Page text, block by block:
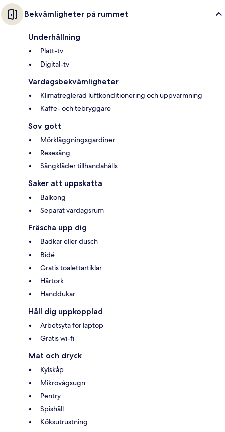
Bekvämligheter på rummet
Underhållning
Platt-tv
Digital-tv
Vardagsbekvämligheter
Klimatreglerad luftkonditionering och uppvärmning
Kaffe- och tebryggare
Sov gott
Mörkläggningsgardiner
Resesäng
Sängkläder tillhandahålls
Saker att uppskatta
Balkong
Separat vardagsrum
Fräscha upp dig
Badkar eller dusch
Bidé
Gratis toalettartiklar
Hårtork
Handdukar
Håll dig uppkopplad
Arbetsyta för laptop
Gratis wi-fi
Mat och dryck
Kylskåp
Mikrovågsugn
Pentry
Spishäll
Köksutrustning